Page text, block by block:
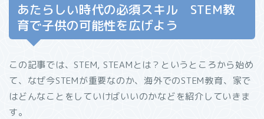
あたらしい時代の必須スキル STEM教
育で子供の可能性を広げよう
この記事では、STEM, STEAMとは？というところから始め
て、なぜ今STEMが重要なのか、海外でのSTEM教育、家で
はどんなことをしていけばいいのかなどを紹介していきま
す。